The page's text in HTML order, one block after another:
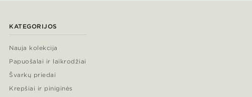
KATEGORIJOS
Nauja kolekcija
Papuošalai ir laikrodžiai
Švarkų priedai
Krepšiai ir piniginės